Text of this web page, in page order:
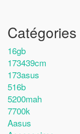
Catégories
16gb
173439cm
173asus
516b
5200mah
7700k
Aasus